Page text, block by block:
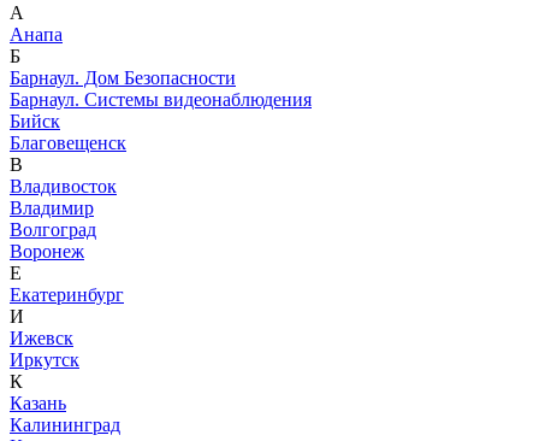
А
Анапа
Б
Барнаул. Дом Безопасности
Барнаул. Системы видеонаблюдения
Бийск
Благовещенск
В
Владивосток
Владимир
Волгоград
Воронеж
Е
Екатеринбург
И
Ижевск
Иркутск
К
Казань
Калининград